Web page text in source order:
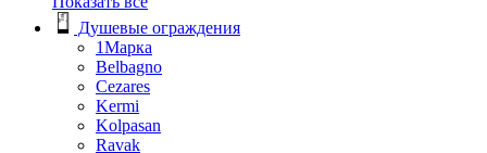
Душевые ограждения
1Марка
Belbagno
Cezares
Kermi
Kolpasan
Ravak